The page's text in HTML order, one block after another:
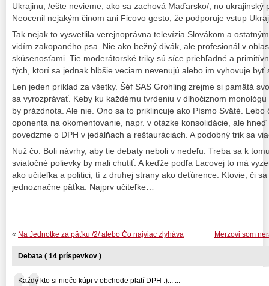
Ukrajinu, /ešte nevieme, ako sa zachová Maďarsko/, no ukrajinský
Neocenil nejakým činom ani Ficovo gesto, že podporuje vstup
Tak nejak to vysvetlila verejnoprávna televízia Slovákom a
vidím zakopaného psa. Nie ako bežný divák, ale profesionál v
skúsenosťami. Tie moderátorské triky sú síce priehľadné a
tých, ktorí sa jednak hlbšie veciam nevenujú alebo im vyhovuje byť
Len jeden príklad za všetky. Šéf SAS Grohling zrejme si pamätá
sa vyrozprávať. Keby ku každému tvrdeniu v dlhočiznom
by prázdnota. Ale nie. Ono sa to priklincuje ako Písmo Sväté.
oponenta na okomentovanie, napr. v otázke konsolidácie, ale
povedzme o DPH v jedálňach a reštauráciách. A podobný trik sa
Nuž čo. Boli návrhy, aby tie debaty neboli v nedeľu. Treba sa k
sviatočné polievky by mali chutiť. A keďže podľa Lacovej to má
ako učiteľka a politici, tí z druhej strany ako deťúrence. Ktovie, či
jednoznačne päťka. Najprv učiteľke…
Merzovi som
« Na Jednotke za päťku /2/ alebo Čo najviac zlyháva
Debata ( 14 príspevkov )
Každý kto si niečo kúpi v obchode platí DPH :)... ...